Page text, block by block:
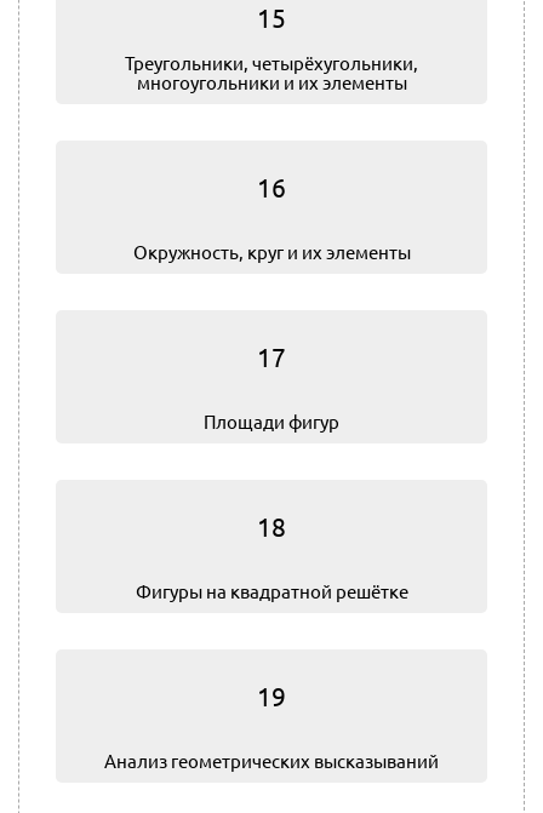
15
Треугольники, четырёхугольники,
многоугольники и их элементы
16
Окружность, круг и их элементы
17
Площади фигур
18
Фигуры на квадратной решётке
19
Анализ геометрических высказываний